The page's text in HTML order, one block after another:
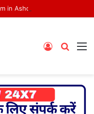
Search
Log